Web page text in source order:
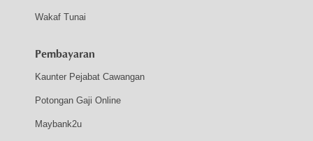
Wakaf Tunai
Pembayaran
Kaunter Pejabat Cawangan
Potongan Gaji Online
Maybank2u